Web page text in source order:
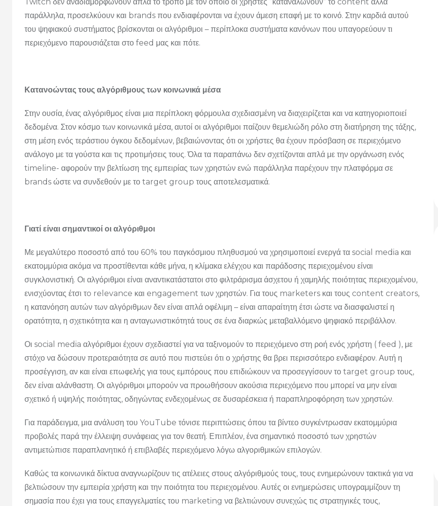
παράλληλα, προσελκύουν και brands που ενδιαφέρονται να έχουν άμεση επαφή με το κοινό. Στην καρδιά αυτού
του ψηφιακού συστήματος βρίσκονται οι αλγόριθμοι – περίπλοκα συστήματα κανόνων που υπαγορεύουν τι
περιεχόμενο παρουσιάζεται στο feed μας και πότε.
Κατανοώντας τους αλγόριθμους των κοινωνικά μέσα
Στην ουσία, ένας αλγόριθμος είναι μια περίπλοκη φόρμουλα σχεδιασμένη να διαχειρίζεται και να κατηγοριοποιεί
δεδομένα. Στον κόσμο των κοινωνικά μέσα, αυτοί οι αλγόριθμοι παίζουν θεμελιώδη ρόλο στη διατήρηση της τάξης,
στη μέση ενός τεράστιου όγκου δεδομένων, βεβαιώνοντας ότι οι χρήστες θα έχουν πρόσβαση σε περιεχόμενο
ανάλογο με τα γούστα και τις προτιμήσεις τους. Όλα τα παραπάνω δεν σχετίζονται απλά με την οργάνωση ενός
timeline- αφορούν την βελτίωση της εμπειρίας των χρηστών ενώ παράλληλα παρέχουν την πλατφόρμα σε
brands ώστε να συνδεθούν με το target group τους αποτελεσματικά.
Γιατί είναι σημαντικοί οι αλγόριθμοι
Με μεγαλύτερο ποσοστό από του 60% του παγκόσμιου πληθυσμού να χρησιμοποιεί ενεργά τα social media και
εκατομμύρια ακόμα να προστίθενται κάθε μήνα, η κλίμακα ελέγχου και παράδοσης περιεχομένου είναι
συγκλονιστική. Οι αλγόριθμοι είναι αναντικατάστατοι στο φιλτράρισμα άσχετου ή χαμηλής ποιότητας περιεχομένου,
ενισχύοντας έτσι τo relevance και engagement των χρηστών. Για τους marketers και τους content creators,
η κατανόηση αυτών των αλγόριθμων δεν είναι απλά οφέλιμη – είναι απαραίτητη έτσι ώστε να διασφαλιστεί η
ορατότητα, η σχετικότητα και η ανταγωνιστικότητά τους σε ένα διαρκώς μεταβαλλόμενο ψηφιακό περιβάλλον.
Οι social media αλγόριθμοι έχουν σχεδιαστεί για να ταξινομούν το περιεχόμενο στη ροή ενός χρήστη ( feed ), με
στόχο να δώσουν προτεραιότητα σε αυτό που πιστεύει ότι ο χρήστης θα βρει περισσότερο ενδιαφέρον. Αυτή η
προσέγγιση, αν και είναι επωφελής για τους εμπόρους που επιδιώκουν να προσεγγίσουν το target group τους,
δεν είναι αλάνθαστη. Οι αλγόριθμοι μπορούν να προωθήσουν ακούσια περιεχόμενο που μπορεί να μην είναι
σχετικό ή υψηλής ποιότητας, οδηγώντας ενδεχομένως σε δυσαρέσκεια ή παραπληροφόρηση των χρηστών.
Για παράδειγμα, μια ανάλυση του YouTube τόνισε περιπτώσεις όπου τα βίντεο συγκέντρωσαν εκατομμύρια
προβολές παρά την έλλειψη συνάφειας για τον θεατή. Επιπλέον, ένα σημαντικό ποσοστό των χρηστών
αντιμετώπισε παραπλανητικό ή επιβλαβές περιεχόμενο λόγω αλγοριθμικών επιλογών.
Καθώς τα κοινωνικά δίκτυα αναγνωρίζουν τις ατέλειες στους αλγόριθμούς τους, τους ενημερώνουν τακτικά για να
βελτιώσουν την εμπειρία χρήστη και την ποιότητα του περιεχομένου. Αυτές οι ενημερώσεις υπογραμμίζουν τη
σημασία που έχει για τους επαγγελματίες του marketing να βελτιώνουν συνεχώς τις στρατηγικές τους,